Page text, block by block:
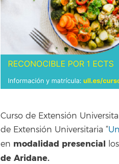
Curso de Extensión
de Extensión Universitaria “
en modalidad presencial
de Aridane.